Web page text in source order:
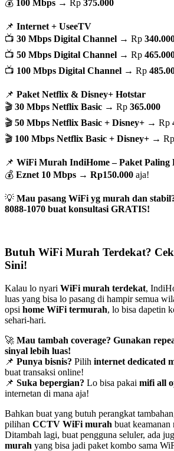
💰 100 Mbps → Rp 375.000
📌 Internet + UseeTV
📺 30 Mbps Digital Channel → Rp
📺 50 Mbps Digital Channel → Rp
📺 100 Mbps Digital Channel → Rp
📌 Paket Netflix & Disney+ Hotstar
🎬 30 Mbps Netflix Basic → Rp 365.000
🎬 50 Mbps Netflix Basic + Disney+ → Rp
🎬 100 Mbps Netflix Basic + Disney+ → Rp
📌 WiFi Murah IndiHome – Paket Paling
💰 Eznet 10 Mbps → Rp150.000 aja!
💡 Mau pasang WiFi yg murah dan
8088-1070 buat konsultasi GRATIS!
Butuh WiFi Murah Terdekat?
Sini!
Kalau lo nyari WiFi murah terdekat,
luas yang bisa lo pasang di hampir semua
opsi home WiFi termurah, lo bisa dapetin
sehari-hari.
🚀 Mau tambah coverage? Gunakan
sinyal lebih luas!
📌 Punya bisnis? Pilih internet dedicated
buat transaksi online!
📌 Suka bepergian? Lo bisa pakai mifi all
internetan di mana aja!
Bahkan buat yang butuh perangkat
pilihan CCTV WiFi murah buat keamanan
Ditambah lagi, buat pengguna seluler, ada
murah yang bisa jadi paket kombo sama